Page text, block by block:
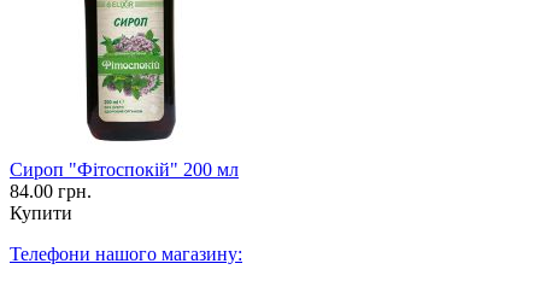
Сироп "Фітоспокій" 200 мл
84.00 грн.
Купити
Телефони нашого магазину: